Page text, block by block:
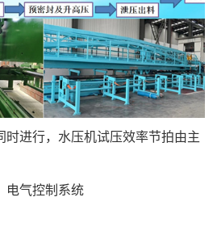
时进行，水压机试压效率节拍由主
电气控制系统